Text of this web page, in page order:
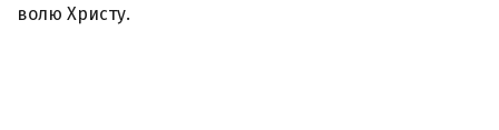
волю Христу.